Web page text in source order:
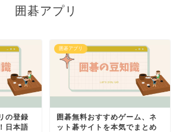
囲碁アプリ
の登録
日本語
囲碁アプリ
囲碁無料おすすめゲーム、ネ
ット碁サイトを本気でまとめ